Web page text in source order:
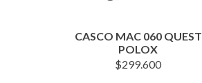
CASCO MAC 060 QUEST
POLOX
$299.600